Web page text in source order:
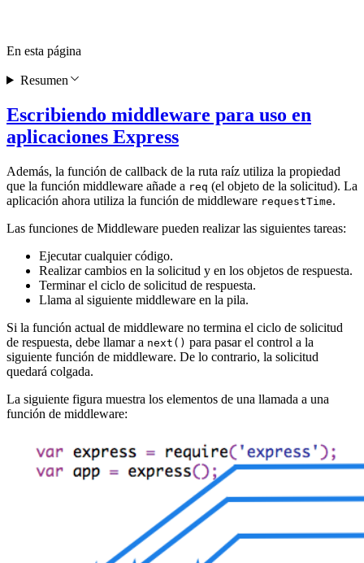
Escribiendo middleware para uso en
aplicaciones Express
Además, la función de callback de la ruta raíz utiliza la propiedad
que la función middleware añade a req (el objeto de la solicitud). La
aplicación ahora utiliza la función de middleware requestTime.
Las funciones de Middleware pueden realizar las siguientes tareas:
Ejecutar cualquier código.
Realizar cambios en la solicitud y en los objetos de respuesta.
Terminar el ciclo de solicitud de respuesta.
Llama al siguiente middleware en la pila.
Si la función actual de middleware no termina el ciclo de solicitud
de respuesta, debe llamar a next() para pasar el control a la
siguiente función de middleware. De lo contrario, la solicitud
quedará colgada.
La siguiente figura muestra los elementos de una llamada a una
función de middleware:
En esta página
Resumen